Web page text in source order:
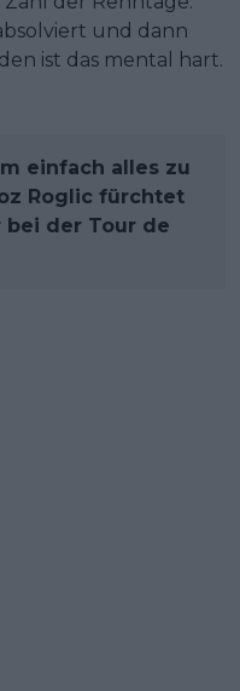
und dann
ist das mental hart.
einfach alles zu
Roglic fürchtet
bei der Tour de